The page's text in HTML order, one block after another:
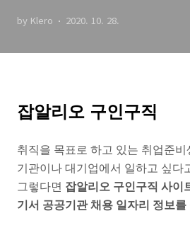
by Klero 2020. 10. 28.
잡알리오 구인구직
취직을 목표로 하고 있는 취업준
기관이나 대기업에서 일하고 싶다
그렇다면 잡알리오 구인구직 사이
기서 공공기관 채용 일자리 정보